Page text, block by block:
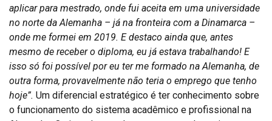
aplicar para mestrado, onde fui aceita em uma universidade
no norte da Alemanha – já na fronteira com a Dinamarca –
onde me formei em 2019. E destaco ainda que, antes
mesmo de receber o diploma, eu já estava trabalhando! E
isso só foi possível por eu ter me formado na Alemanha, de
outra forma, provavelmente não teria o emprego que tenho
hoje”. Um diferencial estratégico é ter conhecimento sobre
o funcionamento do sistema acadêmico e profissional na